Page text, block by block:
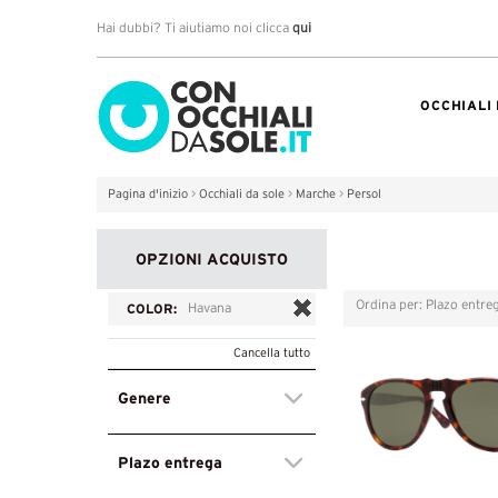
Hai dubbi? Ti aiutiamo noi clicca qui
OCCHIALI
Pagina d'inizio > Occhiali da sole > Marche > Persol
OPZIONI ACQUISTO
COLOR: Havana
Cancella tutto
Genere
Plazo entrega
Ordina per: Plazo